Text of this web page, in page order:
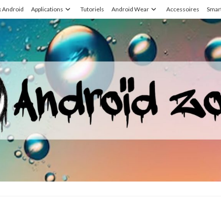
Android Applications Tutoriels Android Wear Accessoires